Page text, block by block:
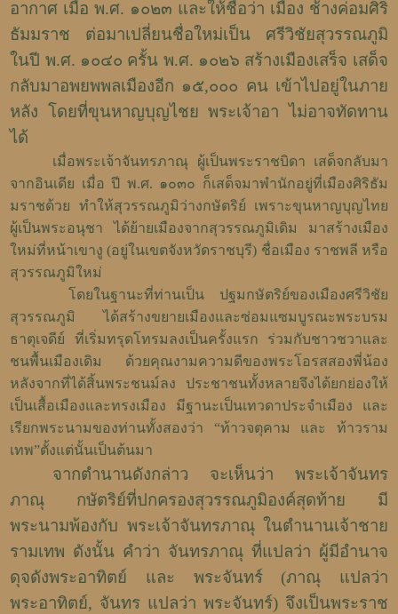
อากาศ เมื่อ พ.ศ. ๑๐๒๓ และให้ชื่อว่า เมือง ช้างค่อมศิริ
ธัมมราช ต่อมาเปลี่ยนชื่อใหม่เป็น ศรีวิชัยสุวรรณภูมิ
ในปี พ.ศ. ๑๐๔๐ ครั้น พ.ศ. ๑๐๒๖ สร้างเมืองเสร็จ เสด็จ
กลับมาอพยพพลเมืองอีก ๑๕,๐๐๐ คน เข้าไปอยู่ในภาย
หลัง โดยที่ขุนหาญบุญไชย พระเจ้าอา ไม่อาจทัดทาน
ได้
เมื่อพระเจ้าจันทรภาณุ ผู้เป็นพระราชบิดา เสด็จกลับมา
จากอินเดีย เมื่อ ปี พ.ศ. ๑๐๓๐ ก็เสด็จมาพำนักอยู่ที่เมืองศิริธัม
มราชด้วย ทำให้สุวรรณภูมิว่างกษัตริย์ เพราะขุนหาญบุญไทย
ผู้เป็นพระอนุชา ได้ย้ายเมืองจากสุวรรณภูมิเดิม มาสร้างเมือง
ใหม่ที่หน้าเขางู (อยู่ในเขตจังหวัดราชบุรี) ชื่อเมือง ราชพลี หรือ
สุวรรณภูมิใหม่
โดยในฐานะที่ท่านเป็น ปฐมกษัตริย์ของเมืองศรีวิชัย
สุวรรณภูมิ ได้สร้างขยายเมืองและซ่อมแซมบูรณะพระบรม
ธาตุเจดีย์ ที่เริ่มทรุดโทรมลงเป็นครั้งแรก ร่วมกับชาวชวาและ
ชนพื้นเมืองเดิม ด้วยคุณงามความดีของพระโอรสสองพี่น้อง
หลังจากที่ได้สิ้นพระชนม์ลง ประชาชนทั้งหลายจึงได้ยกย่องให้
เป็นเสื้อเมืองและทรงเมือง มีฐานะเป็นเทวดาประจำเมือง และ
เรียกพระนามของท่านทั้งสองว่า “ท้าวจตุคาม และ ท้าวราม
เทพ”ตั้งแต่นั้นเป็นต้นมา
จากตำนานดังกล่าว จะเห็นว่า พระเจ้าจันทร
ภาณุ กษัตริย์ที่ปกครองสุวรรณภูมิองค์สุดท้าย มี
พระนามพ้องกับ พระเจ้าจันทรภาณุ ในตำนานเจ้าชาย
รามเทพ ดังนั้น คำว่า จันทรภาณุ ที่แปลว่า ผู้มีอำนาจ
ดุจดังพระอาทิตย์ และ พระจันทร์ (ภาณุ แปลว่า
พระอาทิตย์, จันทร แปลว่า พระจันทร์) จึงเป็นพระราช